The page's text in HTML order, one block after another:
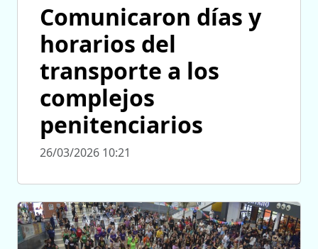
Comunicaron días y
horarios del
transporte a los
complejos
penitenciarios
26/03/2026 10:21